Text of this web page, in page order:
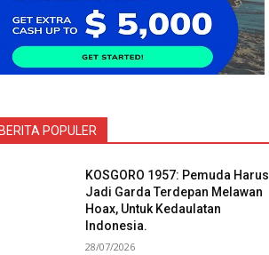
POPULER
KOSGORO 1957: Pemuda Harus
Jadi Garda Terdepan Melawan
Hoax, Untuk Kedaulatan
Indonesia.
28/07/2026